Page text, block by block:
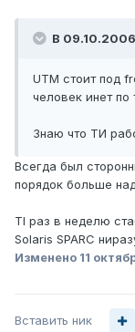
В
UTM стоит под
человек инет по
Знаю что ТИ
Всегда был
порядок больше
TI раз в неделю
Solaris SPARC
Изменено 11
Вставить ник